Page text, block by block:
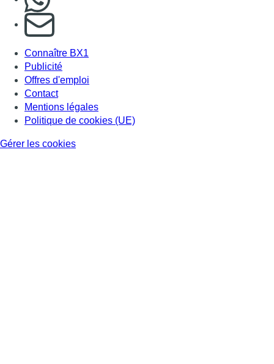
S'abonner à notre newsletter
Connaître BX1
Publicité
Offres d'emploi
Contact
Mentions légales
Politique de cookies (UE)
Gérer les cookies